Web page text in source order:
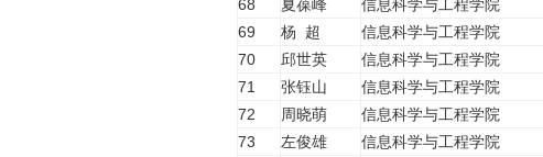
68
夏葆峰 信息科学与工程学院
69
杨 超 信息科学与工程学院
70
邱世英 信息科学与工程学院
71
张钰山 信息科学与工程学院
72
周晓萌 信息科学与工程学院
73
左俊雄 信息科学与工程学院